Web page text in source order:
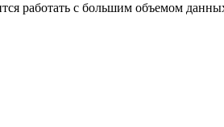
работать с большим объемом